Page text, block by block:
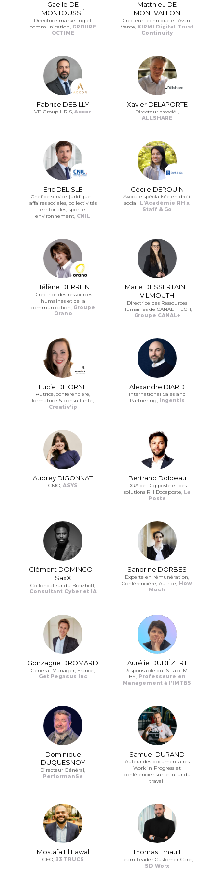
Gaelle DE
MONTOUSSÉ
Directrice marketing et
communication, GROUPE
OCTIME
Matthieu DE
MONTVALLON
Directeur Technique et Avant-
Vente, KIPMI Digital Trust
Continuity
Fabrice DEBILLY
VP Group HRIS,Accor
Xavier DELAPORTE
Directeur associé ,
ALLSHARE
Eric DELISLE
Chef de service juridique –
affaires sociales, collectivités
territoriales, sport et
environnement, CNIL
Cécile DEROUIN
Avocate spécialisée en droit
social, L’Académie RH x
Staff & Go
Hélène DERRIEN
Directrice des ressources
humaines et de la
communication, Groupe
Orano
Marie DESSERTAINE
VILMOUTH
Directrice des Ressources
Humaines de CANAL+ TECH,
Groupe CANAL+
Lucie DHORNE
Autrice, conférencière,
formatrice & consultante,
Creativ’ip
Alexandre DIARD
International Sales and
Partnering,
Ingentis
Audrey DIGONNAT
CMO,ASYS
Bertrand Dolbeau
DGA de Digiposte et des
solutions RH Docaposte, La
Poste
Clément DOMINGO -
SaxX
Co-fondateur du Breizhctf,
Consultant Cyber et IA
Sandrine DORBES
Experte en rémunération,
Conférencière, Autrice, How
Much
Gonzague DROMARD
General Manager, France,
Get Pegasus Inc
Aurélie DUDÉZERT
Responsable du IS Lab IMT
BS., Professeure en
Management à l’IMTBS
Dominique
DUQUESNOY
Directeur Général,
PerformanSe
Samuel DURAND
Auteur des documentaires
Work in Progress et
conférencier sur le futur du
travail
Mostafa El Fawal
CEO, 33 TRUCS
Thomas Ernault
Team Leader Customer Care,
SD Worx